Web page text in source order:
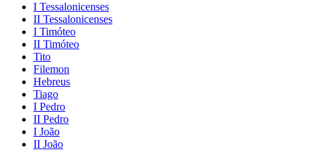
I Tessalonicenses
II Tessalonicenses
I Timóteo
II Timóteo
Tito
Filemon
Hebreus
Tiago
I Pedro
II Pedro
I João
II João